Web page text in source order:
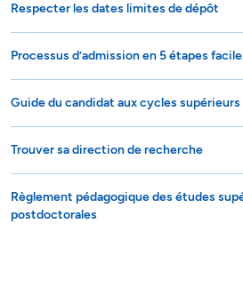
Respecter les dates limites de dépôt
Processus d’admission en 5 étapes
Guide du candidat aux cycles supérieurs
Trouver sa direction de recherche
Règlement pédagogique des études
postdoctorales